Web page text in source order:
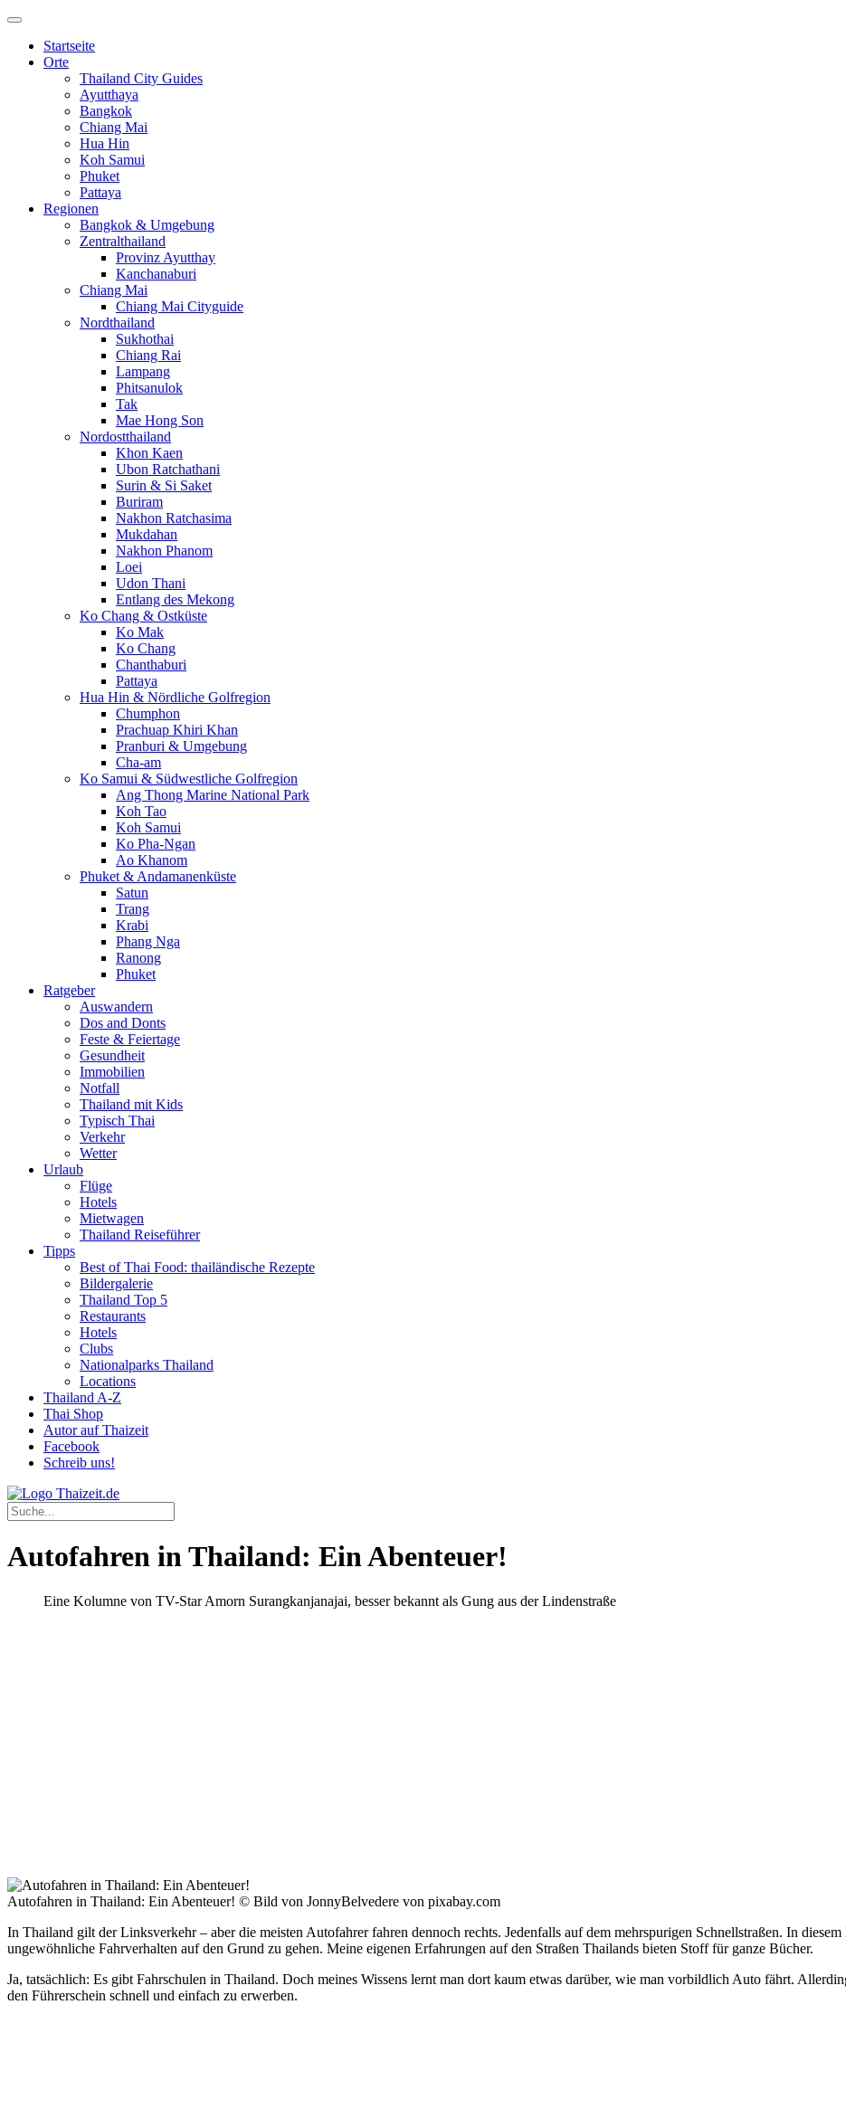
Startseite
Orte
Thailand City Guides
Ayutthaya
Bangkok
Chiang Mai
Hua Hin
Koh Samui
Phuket
Pattaya
Regionen
Bangkok & Umgebung
Zentralthailand
Provinz Ayutthay
Kanchanaburi
Chiang Mai
Chiang Mai Cityguide
Nordthailand
Sukhothai
Chiang Rai
Lampang
Phitsanulok
Tak
Mae Hong Son
Nordostthailand
Khon Kaen
Ubon Ratchathani
Surin & Si Saket
Buriram
Nakhon Ratchasima
Mukdahan
Nakhon Phanom
Loei
Udon Thani
Entlang des Mekong
Ko Chang & Ostküste
Ko Mak
Ko Chang
Chanthaburi
Pattaya
Hua Hin & Nördliche Golfregion
Chumphon
Prachuap Khiri Khan
Pranburi & Umgebung
Cha-am
Ko Samui & Südwestliche Golfregion
Ang Thong Marine National Park
Koh Tao
Koh Samui
Ko Pha-Ngan
Ao Khanom
Phuket & Andamanenküste
Satun
Trang
Krabi
Phang Nga
Ranong
Phuket
Ratgeber
Auswandern
Dos and Donts
Feste & Feiertage
Gesundheit
Immobilien
Notfall
Thailand mit Kids
Typisch Thai
Verkehr
Wetter
Urlaub
Flüge
Hotels
Mietwagen
Thailand Reiseführer
Tipps
Best of Thai Food: thailändische Rezepte
Bildergalerie
Thailand Top 5
Restaurants
Hotels
Clubs
Nationalparks Thailand
Locations
Thailand A-Z
Thai Shop
Autor auf Thaizeit
Facebook
Schreib uns!
Autofahren in Thailand: Ein Abenteuer!
Eine Kolumne von TV-Star Amorn Surangkanjanajai, besser bekannt als Gung aus der Lindenstraße
Autofahren in Thailand: Ein Abenteuer! © Bild von JonnyBelvedere von pixabay.com
In Thailand gilt der Linksverkehr – aber die meisten Autofahrer fahren dennoch rechts. Jedenfalls auf dem mehrspurigen Schnellstraßen. In
ungewöhnliche Fahrverhalten auf den Grund zu gehen. Meine eigenen Erfahrungen auf den Straßen Thailands bieten Stoff für ganze Bücher.
Ja, tatsächlich: Es gibt Fahrschulen in Thailand. Doch meines Wissens lernt man dort kaum etwas darüber, wie man vorbildlich Auto fährt.
den Führerschein schnell und einfach zu erwerben.